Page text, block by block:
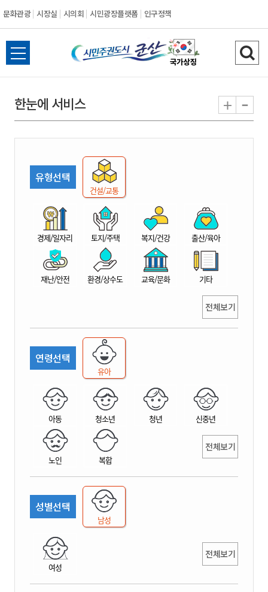
문화관광 시장실 시의회 시민광장플랫폼 인구정책
시
민
권
도
시
산
전
체
뉴
열
검
색
기
한눈에 서비스 + -
유형선택
건설/교통
경제/일자리 토지/주택 복지/건강 출산/육아
재난/안전 환경/상수도 교육/문화 기타
전체보기
연령선택
유아
아동 청소년 청년 신중년
노인 복합
전체보기
성별선택
남성
여성
전체보기